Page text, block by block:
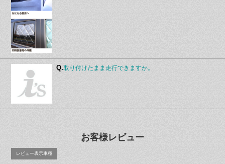
Q.取り付けたまま走行できますか。
お客様レビュー
レビュー表示車種